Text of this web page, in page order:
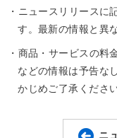
・ニュースリリースに
す。最新の情報と異
・商品・サービスの料
などの情報は予告な
かじめご了承ください
ニ